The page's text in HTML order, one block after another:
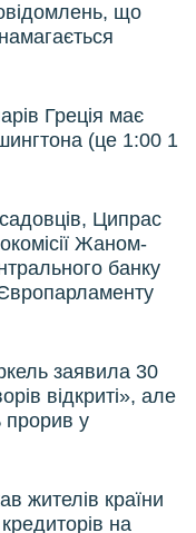
що
Греція має
(це 1:00 1
Ципрас
Жаном-
банку
заявила 30
відкриті», але
прорив у
жителів країни
на